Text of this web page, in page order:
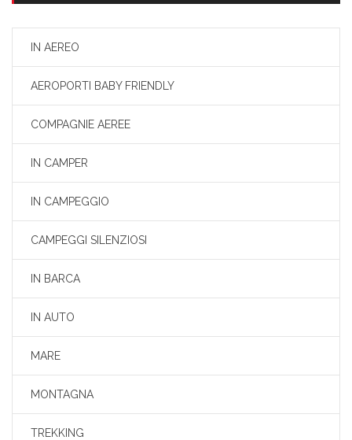
IN AEREO
AEROPORTI BABY FRIENDLY
COMPAGNIE AEREE
IN CAMPER
IN CAMPEGGIO
CAMPEGGI SILENZIOSI
IN BARCA
IN AUTO
MARE
MONTAGNA
TREKKING